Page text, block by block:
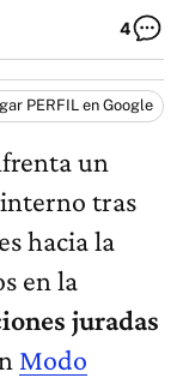
4
PERFIL en Google
un
tras
hacia la
en la
juradas
Modo